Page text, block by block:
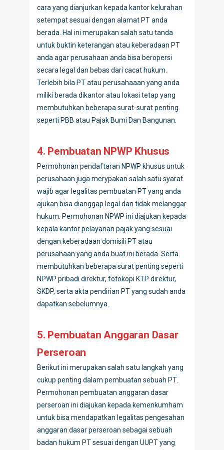
cara yang dianjurkan kepada kantor kelurahan
setempat sesuai dengan alamat PT anda
berada. Hal ini merupakan salah satu tanda
untuk buktin keterangan atau keberadaan PT
anda agar perusahaan anda bisa beropersi
secara legal dan bebas dari cacat hukum.
Terlebih bila PT atau perusahaaan yang anda
miliki berada dikantor atau lokasi tetap yang
membutuhkan beberapa surat-surat penting
seperti PBB atau Pajak Bumi Dan Bangunan.
4. Pembuatan NPWP Khusus
Permohonan pendaftaran NPWP khusus untuk
perusahaan juga merypakan salah satu syarat
wajib agar legalitas pembuatan PT yang anda
ajukan bisa dianggap legal dan tidak melanggar
hukum. Permohonan NPWP ini diajukan kepada
kepala kantor pelayanan pajak yang sesuai
dengan keberadaan domisili PT atau
perusahaan yang anda buat ini berada. Serta
membutuhkan beberapa surat penting seperti
NPWP pribadi direktur, fotokopi KTP direktur,
SKDP, serta akta pendirian PT yang sudah anda
dapatkan sebelumnya.
5. Pembuatan Anggaran Dasar
Perseroan
Berikut ini merupakan salah satu langkah yang
cukup penting dalam pembuatan sebuah PT.
Permohonan pembuatan anggaran dasar
perseroan ini diajukan kepada kemenkumham
untuk bisa mendapatkan legalitas pengesahan
anggaran dasar perseroan sebagai sebuah
badan hukum PT sesuai dengan UUPT yang